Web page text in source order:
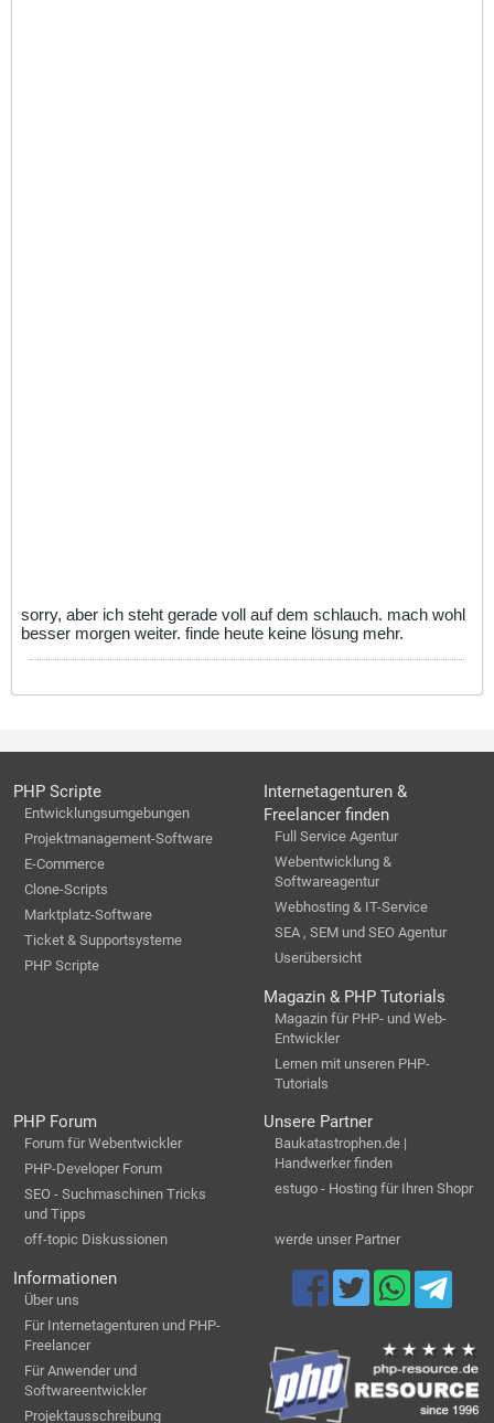
sorry, aber ich steht gerade voll auf dem schlauch. mach wohl
besser morgen weiter. finde heute keine lösung mehr.
PHP Scripte
Entwicklungsumgebungen
Projektmanagement-Software
E-Commerce
Clone-Scripts
Marktplatz-Software
Ticket & Supportsysteme
PHP Scripte
Internetagenturen &
Freelancer finden
Full Service Agentur
Webentwicklung &
Softwareagentur
Webhosting & IT-Service
SEA , SEM und SEO Agentur
Userübersicht
Magazin & PHP Tutorials
Magazin für PHP- und Web-
Entwickler
Lernen mit unseren PHP-
Tutorials
PHP Forum
Forum für Webentwickler
PHP-Developer Forum
SEO - Suchmaschinen Tricks
und Tipps
off-topic Diskussionen
Unsere Partner
Baukatastrophen.de |
Handwerker finden
estugo - Hosting für Ihren Shopr
werde unser Partner
Informationen
Über uns
Für Internetagenturen und PHP-
Freelancer
Für Anwender und
Softwareentwickler
Projektausschreibung